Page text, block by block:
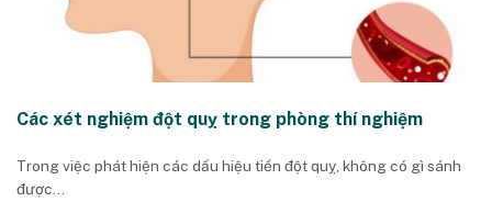
Các xét nghiệm đột quỵ trong phòng thí nghiệm
Trong việc phát hiện các dấu hiệu tiền đột quỵ, không có gì sánh
được...